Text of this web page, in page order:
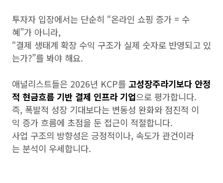
투자자 입장에서는 단순히 “온라인 쇼핑 증가 = 수
혜”가 아니라,
“결제 생태계 확장 수익 구조가 실제 숫자로 반영되고 있
는가?”를 봐야 해요.
애널리스트들은 2026년 KCP를 고성장주라기보다 안정
적 현금흐름 기반 결제 인프라 기업으로 평가합니다.
즉, 폭발적 성장 기대보다는 변동성 완화와 점진적 이
익 증가 흐름에 초점을 둔 접근이 적절합니다.
사업 구조의 방향성은 긍정적이나, 속도가 관건이라
는 분석이 우세합니다.